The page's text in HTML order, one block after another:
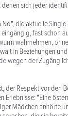
sich jeder
No", die aktuelle
fast schon
wahrnehmen,
in Beziehungen
wegen der
der Respekt vor den
Erlebnisse: "Eine
Mädchen anhörte